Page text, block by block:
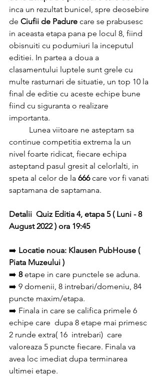
inca un rezultat bunicel, spre deosebire
de Ciufii de Padure care se prabusesc
in aceasta etapa pana pe locul 8, fiind
obisnuiti cu podumiuri la inceputul
editiei. In partea a doua a
clasamentului luptele sunt grele cu
multe rasturnari de situatie, un top 10 la
final de editie cu aceste echipe bune
fiind cu siguranta o realizare
importanta.
continue competitia extrema la un
nivel foarte ridicat, fiecare echipa
asteptand pasul gresit al celorlalti, in
speta al celor de la 666 care vor fi vanati
saptamana de saptamana.
Detalii  Quiz Editia 4, etapa 5 ( Luni - 8
August 2022 ) ora 19:45
➡️ Locatie noua: Klausen PubHouse (
Piata Muzeului )
➡️ 8 etape in care punctele se aduna.
➡️ 9 domenii, 8 intrebari/domeniu, 84
puncte maxim/etapa.
➡️ Finala in care se califica primele 6
echipe care  dupa 8 etape mai primesc
2 runde extra( 16  intrebari)  care
valoreaza 5 puncte fiecare. Finala va
avea loc imediat dupa terminarea
ultimei etape.